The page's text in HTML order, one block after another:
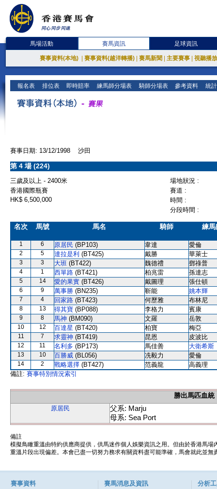
馬場活動 賽馬資訊 足球資訊
賽事資料(本地) 賽事資料(越洋轉播) 賽馬新聞 主要賽事 視聽播
報名表 排位表 即時賠率 練馬師分場表 騎師分場表 參考資料 統
賽事日期: 13/12/1998 沙田
第 4 場 (224)
三歲及以上 - 2400米
場地狀況 :
香港國際瓶賽
賽道 :
HK$ 6,500,000
時間 :
分段時間 :
名次 馬號 馬名 騎師 練馬
1 6 原居民 (BP103) 韋達 愛倫
2 5 達拉是利 (BT425) 戴勝 華萊士
3 3 大班 (BT422) 魏德禮 鄧祿普
4 1 西單路 (BT421) 柏兆雷 孫達志
5 14 愛的果實 (BT426) 戴圖理 張仕頓
6 9 萬事勝 (BN235) 靳能 姚本輝
7 4 回家路 (BT423) 何歷雅 布林尼
8 13 得其寶 (BP088) 李格力 賓康
9 8 馬神 (BM090) 文羅 岳敦
10 12 百達星 (BT420) 柏寶 梅亞
11 7 求靈神 (BT419) 昆恩 皮波比
12 11 名利多 (BP173) 馬佳善 大衛希斯
13 10 百勝威 (BL056) 冼毅力 愛倫
14 2 戰略選擇 (BT427) 范義龍
高義理
備註: 賽事特別情況索引
勝出馬匹血統
原居民
父系: Marju
母系: Sea Port
備註
模擬鳥瞰重溫由特約供應商提供，供馬迷作個人娛樂資訊之用。但由於香港馬
重溫片段出現偏差。本會已盡一切努力務求有關資料盡可能準確，馬會就此並
賽事資料 賽馬消息及資訊 分析